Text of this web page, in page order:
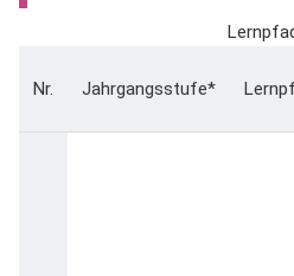
Nr. Jahrgangsstufe*